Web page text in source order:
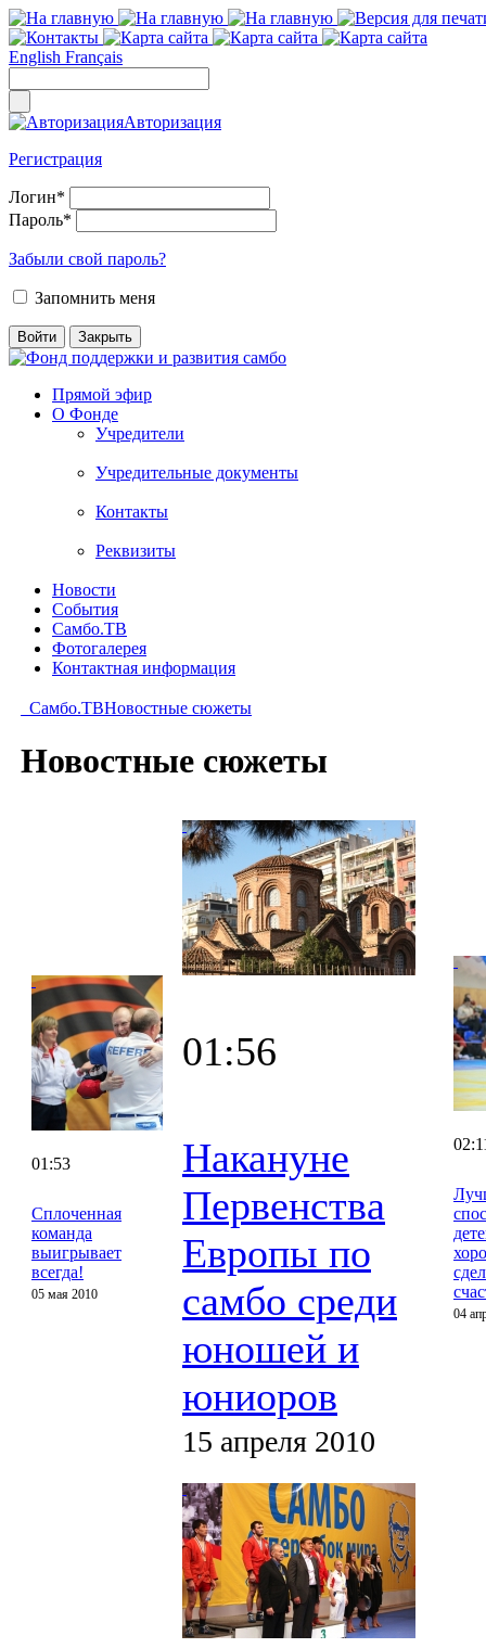
English Français
Авторизация
Регистрация
Логин*
Пароль*
Забыли свой пароль?
Запомнить меня
Прямой эфир
О Фонде
Учредители
Учредительные документы
Контакты
Реквизиты
Новости
События
Самбо.ТВ
Фотогалерея
Контактная информация
Самбо.ТВНовостные сюжеты
Новостные сюжеты
01:53
Сплоченная
команда
выигрывает
всегда!
05 мая 2010
01:56
Накануне
Первенства
Европы по
самбо среди
юношей и
юниоров
15 апреля 2010
04